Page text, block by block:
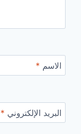
الاسم *
البريد الإلكتروني *